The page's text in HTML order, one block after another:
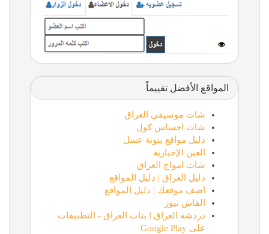
المواقع الأفضل تقييماً
شات موسيقى العراق
شات احساس كول
دليل مواقع بنوتة عسل
العين الإخبارية
شات امواج العراق
دليل العراق | دليل المواقع
اضف موقعك | دليل المواقع
القاش نيوز
دردشة العراق l بنات العراق - التطبيقات
على Google Play